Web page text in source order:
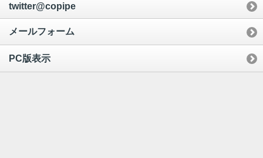
twitter@copipe
メールフォーム
PC版表示